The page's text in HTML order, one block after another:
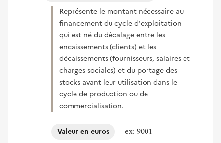
Représente le montant nécessaire au
financement du cycle d'exploitation
qui est né du décalage entre les
encaissements (clients) et les
décaissements (fournisseurs, salaires et
charges sociales) et du portage des
stocks avant leur utilisation dans le
cycle de production ou de
commercialisation.
Valeur en euros ex: 9001